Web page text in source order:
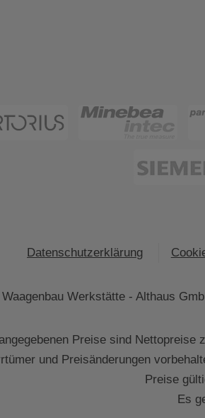
Datenschutzerklärung
Werkstätte - Althaus
Preise sind
und Preisänderungen
Preise
Es